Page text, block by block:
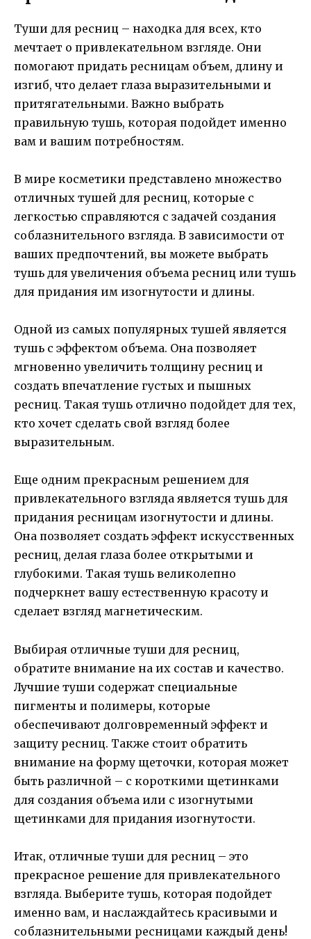
Туши для ресниц – находка для всех, кто
мечтает о привлекательном взгляде. Они
помогают придать ресницам объем, длину и
изгиб, что делает глаза выразительными и
притягательными. Важно выбрать
правильную тушь, которая подойдет именно
вам и вашим потребностям.
В мире косметики представлено множество
отличных тушей для ресниц, которые с
легкостью справляются с задачей создания
соблазнительного взгляда. В зависимости от
ваших предпочтений, вы можете выбрать
тушь для увеличения объема ресниц или тушь
для придания им изогнутости и длины.
Одной из самых популярных тушей является
тушь с эффектом объема. Она позволяет
мгновенно увеличить толщину ресниц и
создать впечатление густых и пышных
ресниц. Такая тушь отлично подойдет для тех,
кто хочет сделать свой взгляд более
выразительным.
Еще одним прекрасным решением для
привлекательного взгляда является тушь для
придания ресницам изогнутости и длины.
Она позволяет создать эффект искусственных
ресниц, делая глаза более открытыми и
глубокими. Такая тушь великолепно
подчеркнет вашу естественную красоту и
сделает взгляд магнетическим.
Выбирая отличные туши для ресниц,
обратите внимание на их состав и качество.
Лучшие туши содержат специальные
пигменты и полимеры, которые
обеспечивают долговременный эффект и
защиту ресниц. Также стоит обратить
внимание на форму щеточки, которая может
быть различной – с короткими щетинками
для создания объема или с изогнутыми
щетинками для придания изогнутости.
Итак, отличные туши для ресниц – это
прекрасное решение для привлекательного
взгляда. Выберите тушь, которая подойдет
именно вам, и наслаждайтесь красивыми и
соблазнительными ресницами каждый день!